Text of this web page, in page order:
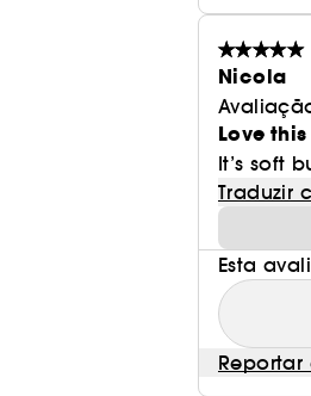
Nicola
Love
It’s soft
Traduzir
Esta